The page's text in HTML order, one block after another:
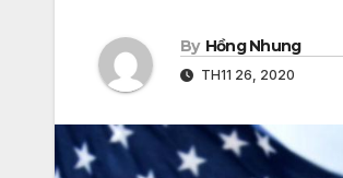
By Hồng Nhung
TH11 26, 2020